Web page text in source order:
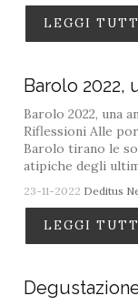
LEGGI
Barolo 2022,
Barolo 2022, una
Riflessioni Alle
Barolo tirano le
atipiche degli
23-11-2022 Deditus
LEGGI